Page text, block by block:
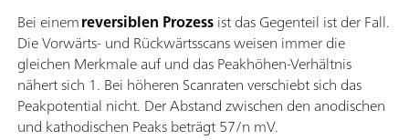
Bei einemreversiblen Prozessist das Gegenteil ist der Fall.
Die Vorwärts- und Rückwärtsscans weisen immer die
gleichen Merkmale auf und das Peakhöhen-Verhältnis
nähert sich 1. Bei höheren Scanraten verschiebt sich das
Peakpotential nicht. Der Abstand zwischen den anodischen
und kathodischen Peaks beträgt 57/n mV.